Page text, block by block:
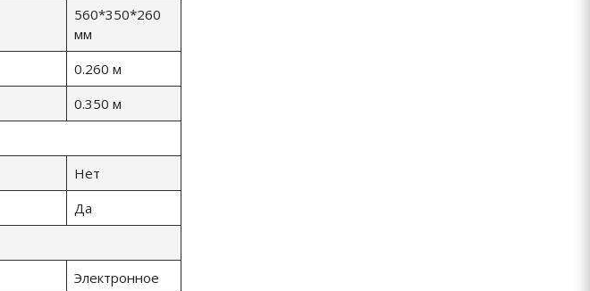
560*350*260
мм
0.260 м
0.350 м
Нет
Да
Электронное